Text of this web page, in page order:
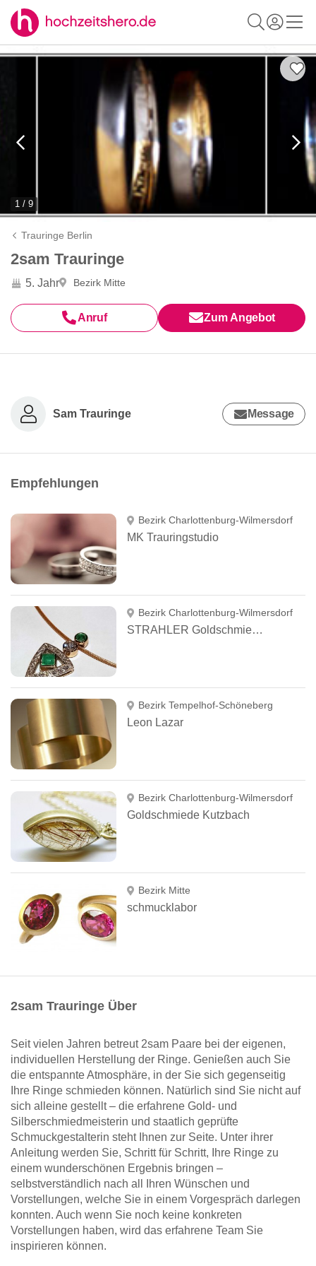
1 / 9
Trauringe Berlin
2sam Trauringe
5. Jahr Bezirk Mitte
Anruf Zum Angebot
Sam Trauringe Message
Empfehlungen
Bezirk Charlottenburg-Wilmersdorf
MK Trauringstudio
Bezirk Charlottenburg-Wilmersdorf
STRAHLER Goldschmiedemeister
Bezirk Tempelhof-Schöneberg
Leon Lazar
Bezirk Charlottenburg-Wilmersdorf
Goldschmiede Kutzbach
Bezirk Mitte
schmucklabor
2sam Trauringe Über
Seit vielen Jahren betreut 2sam Paare bei der eigenen,
individuellen Herstellung der Ringe. Genießen auch Sie
die entspannte Atmosphäre, in der Sie sich gegenseitig
Ihre Ringe schmieden können. Natürlich sind Sie nicht auf
sich alleine gestellt – die erfahrene Gold- und
Silberschmiedmeisterin und staatlich geprüfte
Schmuckgestalterin steht Ihnen zur Seite. Unter ihrer
Anleitung werden Sie, Schritt für Schritt, Ihre Ringe zu
einem wunderschönen Ergebnis bringen –
selbstverständlich nach all Ihren Wünschen und
Vorstellungen, welche Sie in einem Vorgespräch darlegen
konnten. Auch wenn Sie noch keine konkreten
Vorstellungen haben, wird das erfahrene Team Sie
inspirieren können.